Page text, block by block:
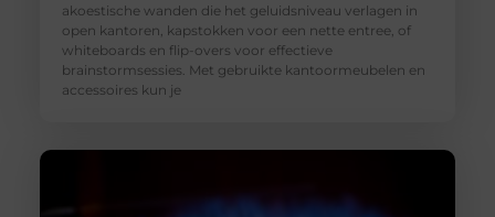
akoestische wanden die het geluidsniveau verlagen in
open kantoren, kapstokken voor een nette entree, of
whiteboards en flip-overs voor effectieve
brainstormsessies. Met gebruikte kantoormeubelen en
accessoires kun je